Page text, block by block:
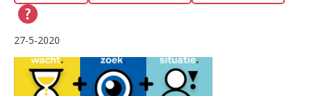
27-5-2020